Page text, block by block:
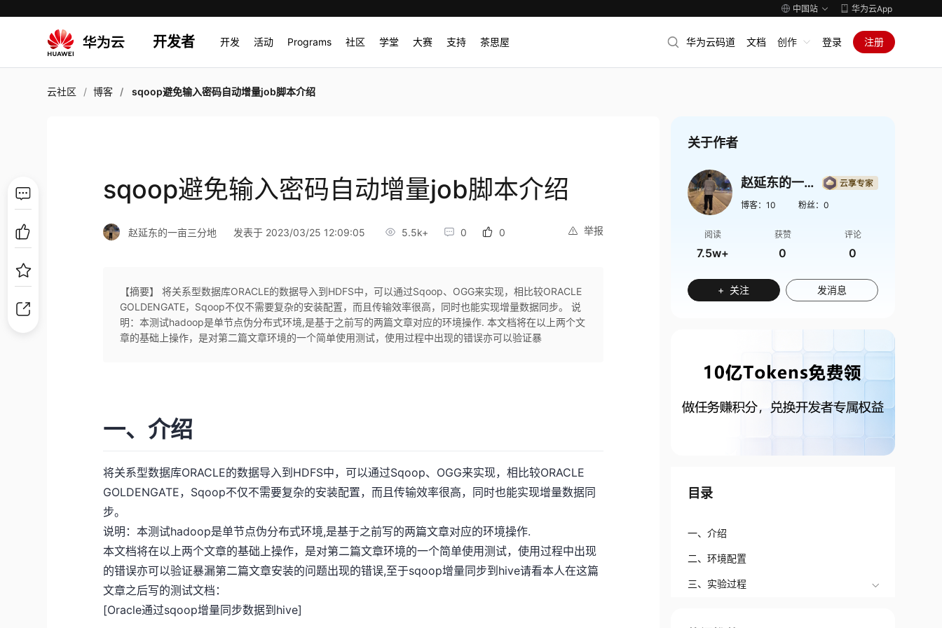
中国站 华为云App
开发者 开发 活动 Programs 社区 学堂 大赛 支持 茶思屋 华为云码道 文档 创作 登录 注册
云社区 博客 sqoop避免输入密码自动增量job脚本介绍
sqoop避免输入密码自动增量job脚本介绍
举报
赵延东的一亩三分地 发表于 2023/03/25 12:09:05 5.5k+ 0 0
【摘要】 将关系型数据库ORACLE的数据导入到HDFS中，可以通过Sqoop、OGG来实现，相比较ORACLE
GOLDENGATE，Sqoop不仅不需要复杂的安装配置，而且传输效率很高，同时也能实现增量数据同步。 说
明：本测试hadoop是单节点伪分布式环境,是基于之前写的两篇文章对应的环境操作. 本文档将在以上两个文
章的基础上操作，是对第二篇文章环境的一个简单使用测试，使用过程中出现的错误亦可以验证暴
一、介绍
将关系型数据库ORACLE的数据导入到HDFS中，可以通过Sqoop、OGG来实现，相比较ORACLE
GOLDENGATE，Sqoop不仅不需要复杂的安装配置，而且传输效率很高，同时也能实现增量数据同
步。
说明：本测试hadoop是单节点伪分布式环境,是基于之前写的两篇文章对应的环境操作.
本文档将在以上两个文章的基础上操作，是对第二篇文章环境的一个简单使用测试，使用过程中出现
的错误亦可以验证暴漏第二篇文章安装的问题出现的错误,至于sqoop增量同步到hive请看本人在这篇
文章之后写的测试文档：
[Oracle通过sqoop增量同步数据到hive]
关于作者
赵延东的一亩三分地
博客： 10 粉丝： 0
阅读
7.5w+
获赞
0
评论
0
+ 关注 发消息
目录
一、介绍
二、环境配置
三、实验过程